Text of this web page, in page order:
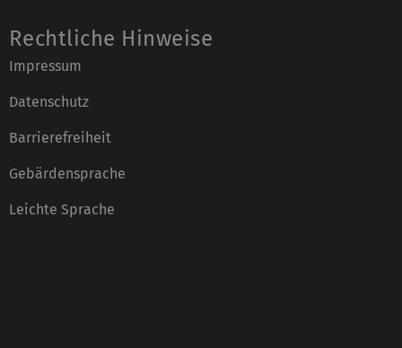
Rechtliche Hinweise
Impressum
Datenschutz
Barrierefreiheit
Gebärdensprache
Leichte Sprache